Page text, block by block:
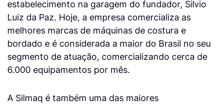
estabelecimento na garagem do fundador, Silvio
Luiz da Paz. Hoje, a empresa comercializa as
melhores marcas de máquinas de costura e
bordado e é considerada a maior do Brasil no seu
segmento de atuação, comercializando cerca de
6.000 equipamentos por mês.
A Silmaq é também uma das maiores